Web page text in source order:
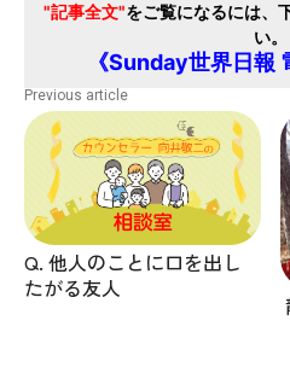
"記事全文"をご覧になるには、
い。
《Sunday世界日報
Previous article
Q. 他人のことに口を出し
たがる友人